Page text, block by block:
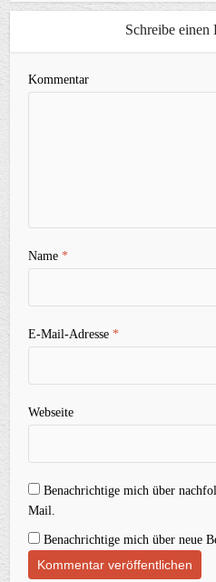
Schreibe einen
Kommentar
Name*
E-Mail-Adresse*
Webseite
Benachrichtige mich über
Mail.
Benachrichtige mich über neue